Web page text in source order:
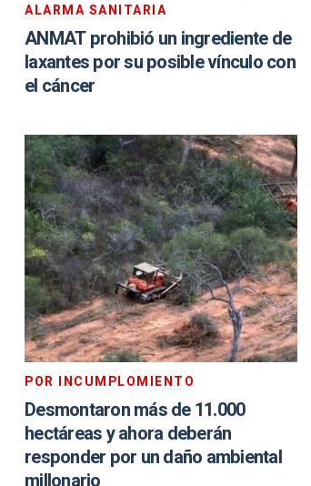
ALARMA SANITARIA
ANMAT prohibió un ingrediente de
laxantes por su posible vínculo con
el cáncer
POR INCUMPLOMIENTO
Desmontaron más de 11.000
hectáreas y ahora deberán
responder por un daño ambiental